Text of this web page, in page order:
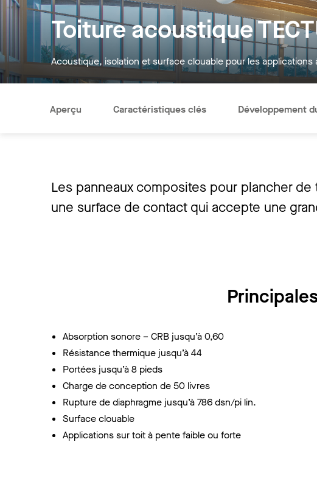
Toiture acoustique
Acoustique, isolation et surface clouable pour les
Aperçu Caractéristiques clés Développement
Les panneaux composites pour plancher
une surface de contact qui accepte une
Absorption sonore – CRB jusqu’à 0,60
Résistance thermique jusqu’à 44
Portées jusqu’à 8 pieds
Charge de conception de 50 livres
Rupture de diaphragme jusqu’à 786 dsn/pi lin.
Surface clouable
Applications sur toit à pente faible ou forte